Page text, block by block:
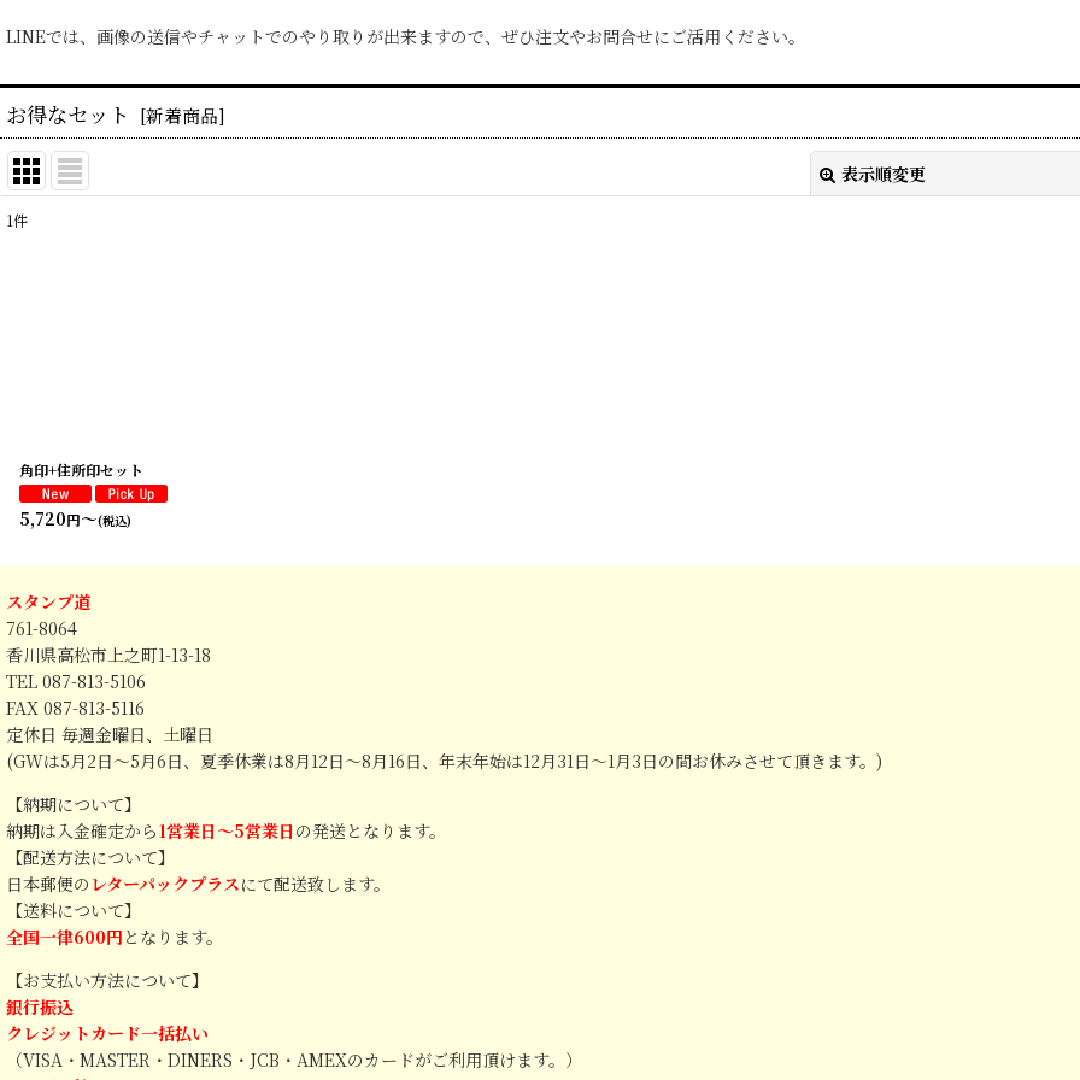
LINEでは、画像の送信やチャットでのやり取りが出来ますので、ぜひ注文やお問合せにご活用ください。
お得なセット [新着商品]
表示順変更
1件
角印+住所印セット
5,720円～(税込)
スタンプ道
761-8064
香川県高松市上之町1-13-18
TEL 087-813-5106
FAX 087-813-5116
定休日 毎週金曜日、土曜日
(GWは5月2日～5月6日、夏季休業は8月12日～8月16日、年末年始は12月31日～1月3日の間お休みさせて頂きます。)
【納期について】
納期は入金確定から1営業日～5営業日の発送となります。
【配送方法について】
日本郵便の レターパックプラスにて配送致します。
【送料について】
全国一律600円 となります。
【お支払い方法について】
銀行振込
クレジットカード一括払い
（VISA・MASTER・DINERS・JCB・AMEXのカードがご利用頂けます。）